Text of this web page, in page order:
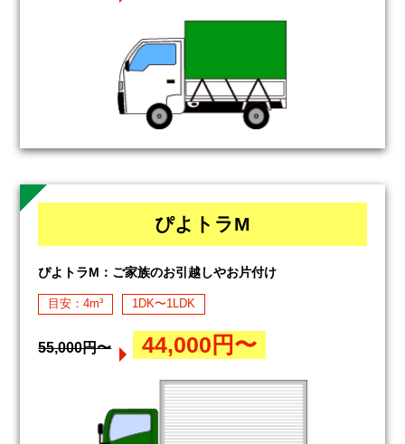
ぴよトラM
ぴよトラM：ご家族のお引越しやお片付け
目安：4m³ 1DK〜1LDK
55,000円〜 44,000円〜